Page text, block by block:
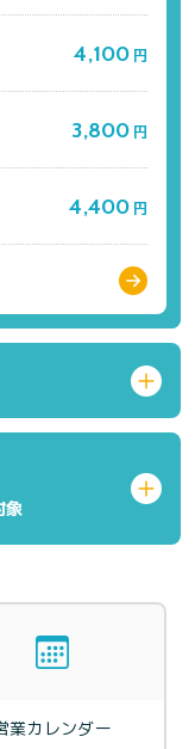
4,100 円
3,800 円
4,400 円
象
業カレンダー